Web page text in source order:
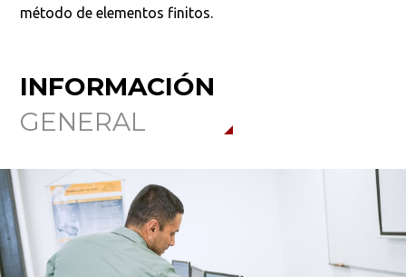
método de elementos finitos.
INFORMACIÓN
GENERAL